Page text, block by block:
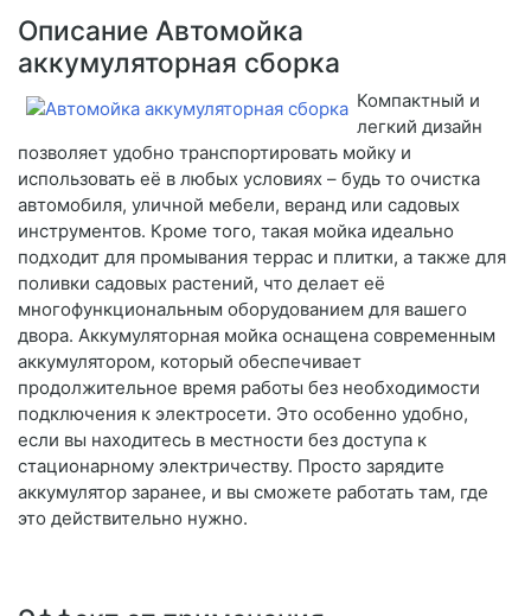
Описание Автомойка
аккумуляторная сборка
Компактный и
легкий дизайн
позволяет удобно транспортировать мойку и
использовать её в любых условиях – будь то очистка
автомобиля, уличной мебели, веранд или садовых
инструментов. Кроме того, такая мойка идеально
подходит для промывания террас и плитки, а также для
поливки садовых растений, что делает её
многофункциональным оборудованием для вашего
двора. Аккумуляторная мойка оснащена современным
аккумулятором, который обеспечивает
продолжительное время работы без необходимости
подключения к электросети. Это особенно удобно,
если вы находитесь в местности без доступа к
стационарному электричеству. Просто зарядите
аккумулятор заранее, и вы сможете работать там, где
это действительно нужно.